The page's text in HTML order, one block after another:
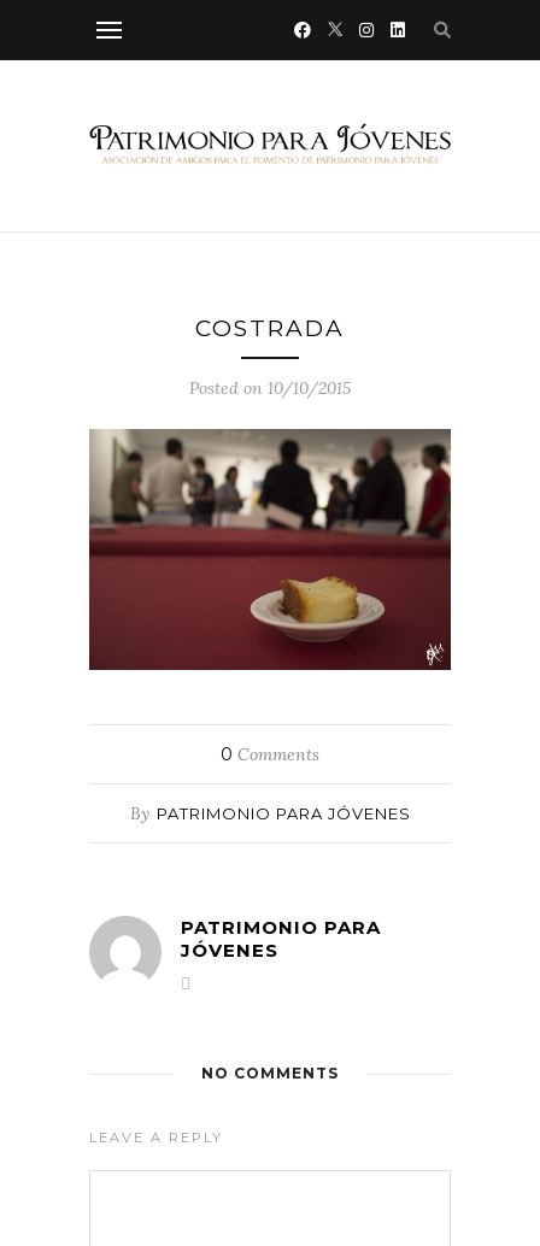
COSTRADA
Posted on 10/10/2015
0 Comments
By PATRIMONIO PARA JÓVENES
PATRIMONIO PARA
JÓVENES
NO COMMENTS
LEAVE A REPLY